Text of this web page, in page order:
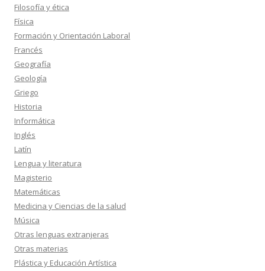
Filosofía y ética
Física
Formación y Orientación Laboral
Francés
Geografía
Geología
Griego
Historia
Informática
Inglés
Latín
Lengua y literatura
Magisterio
Matemáticas
Medicina y Ciencias de la salud
Música
Otras lenguas extranjeras
Otras materias
Plástica y Educación Artística